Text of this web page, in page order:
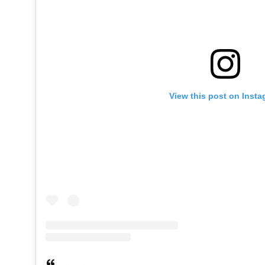
View this post on